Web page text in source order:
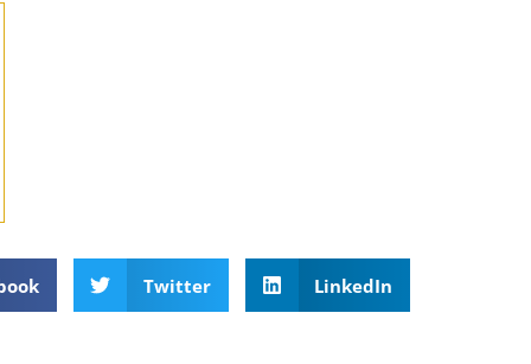
Twitter LinkedIn